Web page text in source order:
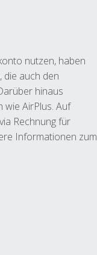
nutzen, haben
die auch den
hinaus
AirPlus. Auf
Rechnung für
Informationen zum